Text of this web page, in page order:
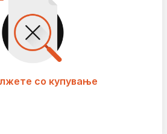
со купување